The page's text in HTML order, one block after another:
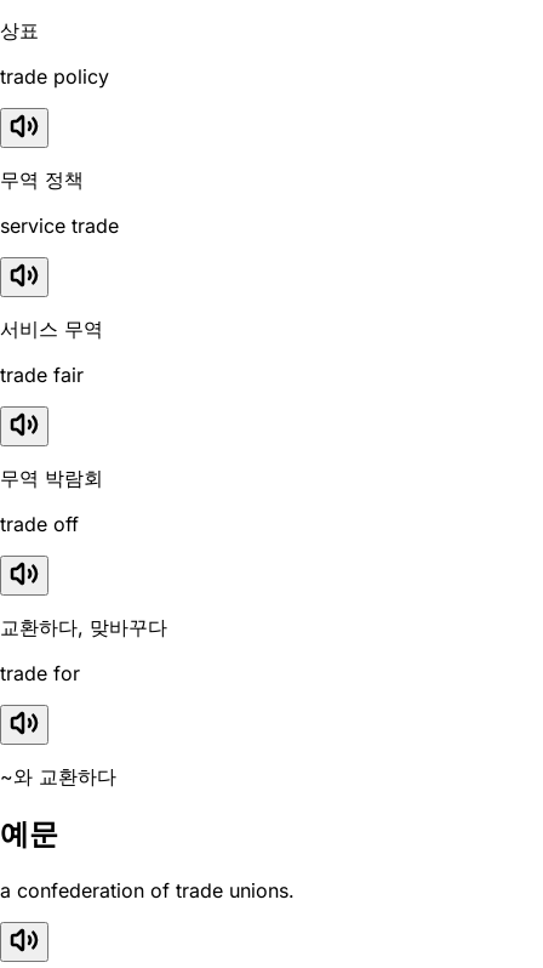
상표
trade policy
무역 정책
service trade
서비스 무역
trade fair
무역 박람회
trade off
교환하다, 맞바꾸다
trade for
~와 교환하다
예문
a confederation of trade unions.